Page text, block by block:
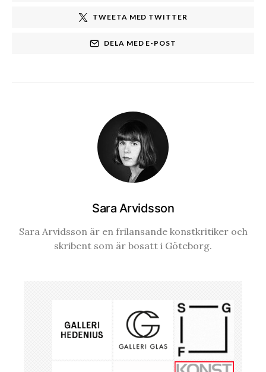
TWEETA MED TWITTER
DELA MED E-POST
Sara Arvidsson
Sara Arvidsson är en frilansande konstkritiker och
skribent som är bosatt i Göteborg.